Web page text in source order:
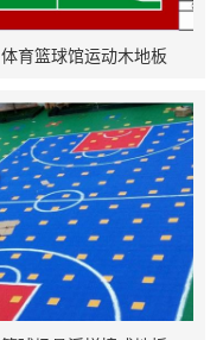
体育篮球馆运动木地板